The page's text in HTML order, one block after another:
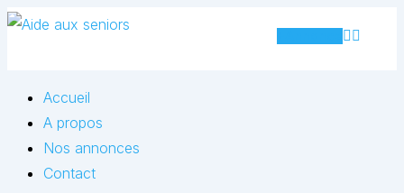
Skip
Accueil
A propos
Nos annonces
Contact